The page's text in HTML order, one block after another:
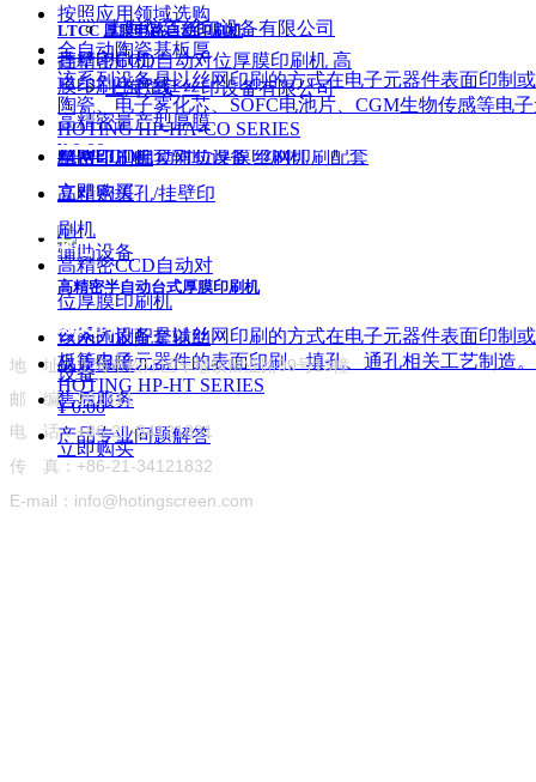
LTCC 厚膜电路自动印刷机
该系列设备是以丝网印刷的方式在电子元器件表面印制
陶瓷、电子雾化芯、SOFC电池片、CGM生物传感等电
HOTING HP-HA-CO SERIES
¥ 0.00
立即购买
高精密半自动台式厚膜印刷机
该系列设备是以丝网印刷的方式在电子元器件表面印制
板等电子元器件的表面印刷、填孔、通孔相关工艺制造。
HOTING HP-HT SERIES
¥ 0.00
立即购买
挂壁印刷机
高精密CCD自动对位厚膜印刷机 高
精密CCD自动对位厚膜印刷机
丝网印刷配套辅助设备 丝网印刷配套
辅助设备
上海煊廷丝印设备有限公司
上海煊廷丝印设备有限公司
按照应用领域选购
全自动陶瓷基板厚
膜印刷生产线
高精密量产型厚膜
电路印刷机
高精密填孔/挂壁印
刷机
高精密CCD自动对
位厚膜印刷机
丝网印刷配套辅助
设备
产品中心
服务与支持
品质保障
售后服务
产品专业问题解答
联系我们
地 址：上海市松江区车墩镇留业路99号13幢
邮 编：201611
电 话：+86-21-34121831
传 真：+86-21-34121832
E-mail：info@hotingscreen.com